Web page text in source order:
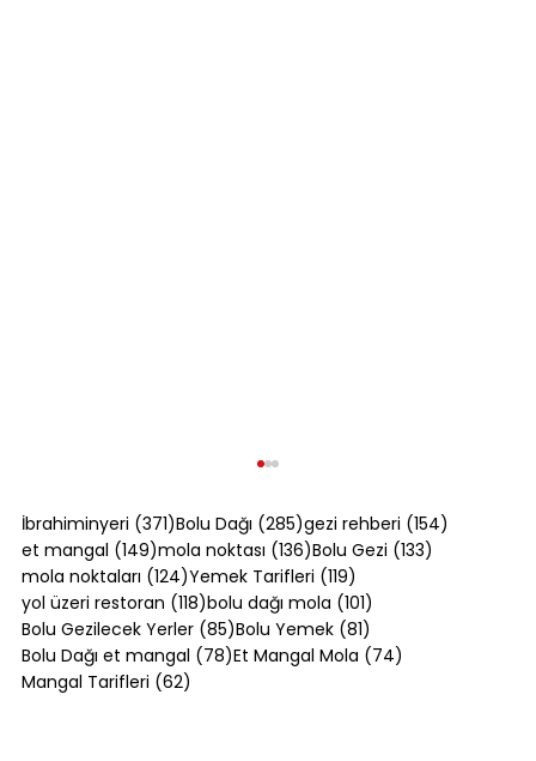
İbrahiminyeri (371)371 yazı
Bolu Dağı (285)285 yazı
gezi rehberi (154)
et mangal (149)149 yazı
mola noktası (136)136 yazı
Bolu Gezi (133)
mola noktaları (124)124 yazı
Yemek Tarifleri (119)
yol üzeri restoran (118)118 yazı
bolu dağı mola (101)
Bolu Gezilecek Yerler (85)85 yazı
Bolu Yemek (81)
Bolu Dağı et mangal (78)78 yazı
Et Mangal Mola (74)
Mangal Tarifleri (62)